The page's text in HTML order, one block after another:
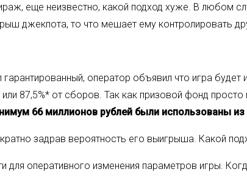
еще неизвестно, какой подход хуже. В любом
джекпота, то что мешает ему контролировать
оператор объявил что игра
87,5%* от сборов. Так как призовой фонд
66 миллионов рублей были использованы
задрав вероятность его выигрыша. Какой
оперативного изменения параметров игры.